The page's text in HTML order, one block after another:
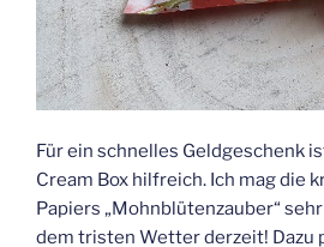
Für ein schnelles Geldgeschenk
Cream Box hilfreich. Ich mag die
Papiers „Mohnblütenzauber“
dem tristen Wetter derzeit! Dazu